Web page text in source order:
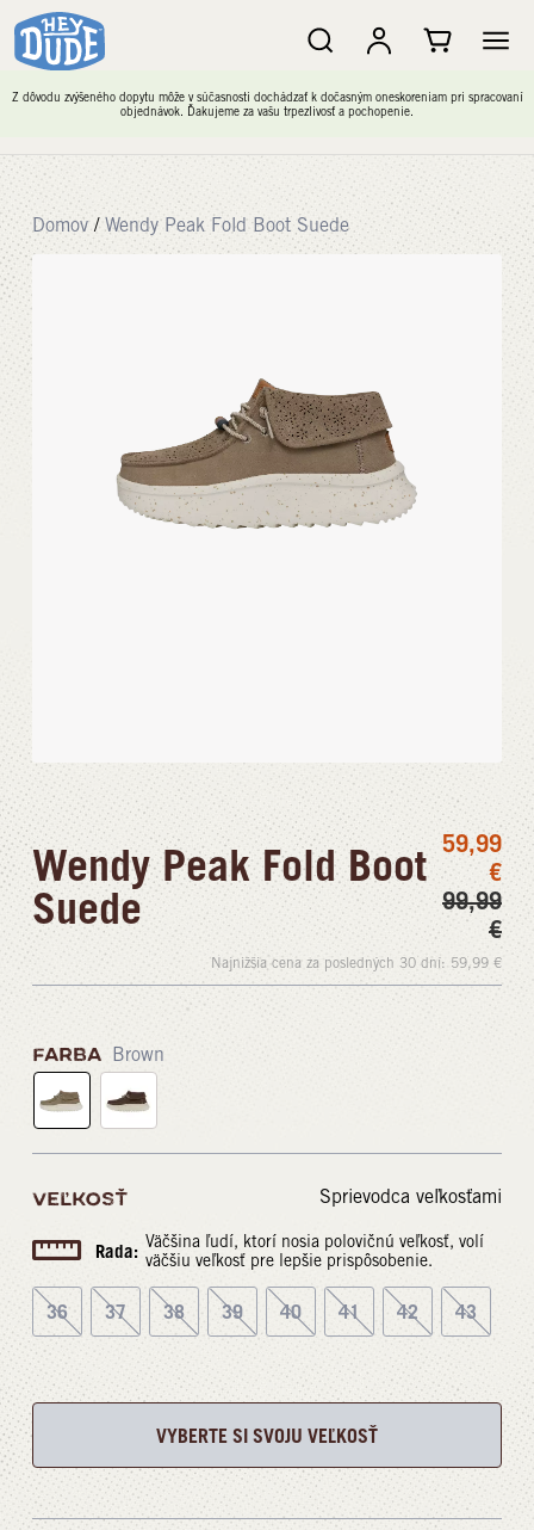
Z dôvodu zvýšeného dopytu môže v súčasnosti dochádzať k dočasným oneskoreniam pri spracovaní
objednávok. Ďakujeme za vašu trpezlivosť a pochopenie.
Domov / Wendy Peak Fold Boot Suede
Wendy Peak Fold Boot
Suede
59,99
€
99,99
€
Najnižšia cena za posledných 30 dní: 59,99 €
FARBA Brown
VEĽKOSŤ Sprievodca veľkosťami
Rada: Väčšina ľudí, ktorí nosia polovičnú veľkosť, volí
väčšiu veľkosť pre lepšie prispôsobenie.
36 37 38 39 40 41 42 43
VYBERTE SI SVOJU VEĽKOSŤ